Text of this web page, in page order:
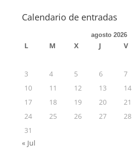
Calendario de entradas
agosto 2026
L M X J V
3
4 5 6 7
10
11 12 13 14
17
18 19 20 21
24
25 26 27 28
31
« Jul